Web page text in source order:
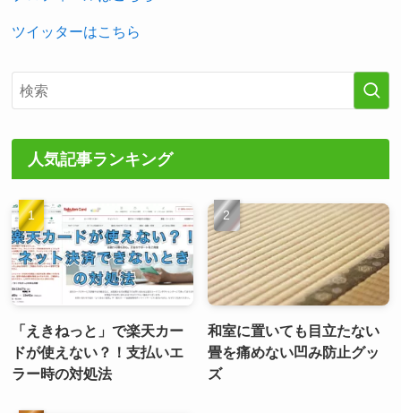
ツイッターはこちら
人気記事ランキング
「えきねっと」で楽天カー
ドが使えない？！支払いエ
ラー時の対処法
和室に置いても目立たない
畳を痛めない凹み防止グッ
ズ